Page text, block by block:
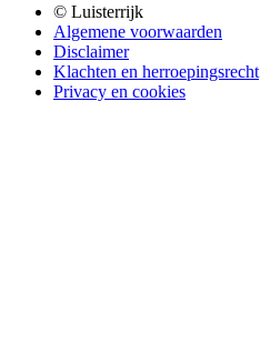
© Luisterrijk
Algemene voorwaarden
Disclaimer
Klachten en herroepingsrecht
Privacy en cookies